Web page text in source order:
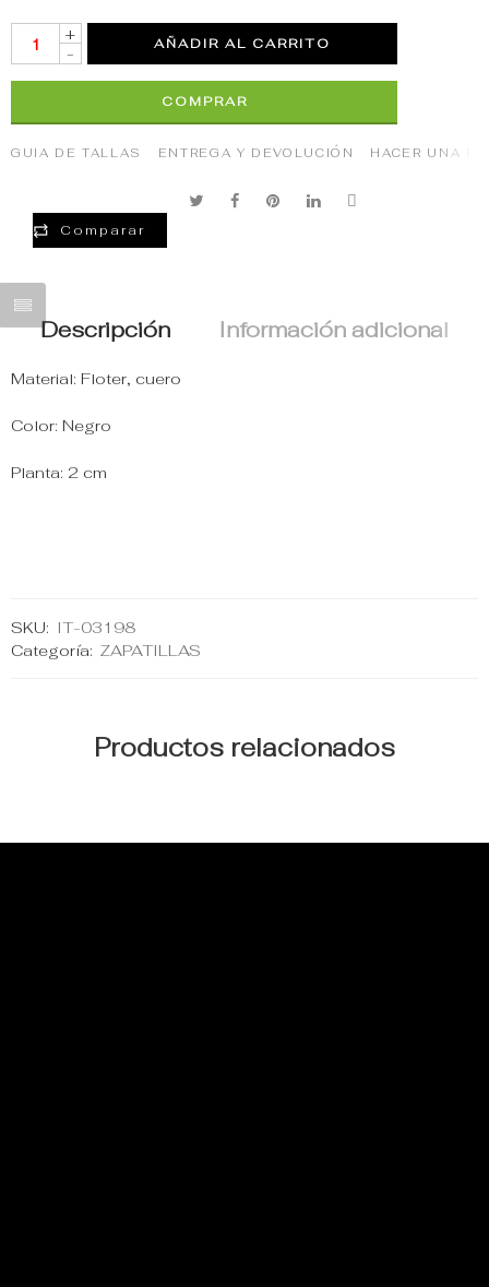
+
-
AÑADIR AL CARRITO
COMPRAR
GUIA DE TALLAS ENTREGA Y DEVOLUCIÓN HACER UNA
Comparar
Descripción Información adicional
Material: Floter, cuero
Color: Negro
Planta: 2 cm
SKU: IT-03198
Categoría: ZAPATILLAS
Productos relacionados